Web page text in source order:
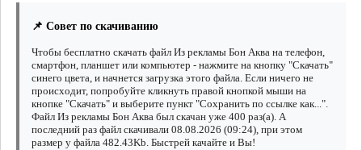
📌 Совет по скачиванию
Чтобы бесплатно скачать файл Из рекламы Бон Аква на телефон,
смартфон, планшет или компьютер - нажмите на кнопку "Скачать"
синего цвета, и начнется загрузка этого файла. Если ничего не
происходит, попробуйте кликнуть правой кнопкой мыши на
кнопке "Скачать" и выберите пункт "Сохранить по ссылке как...".
Файл Из рекламы Бон Аква был скачан уже 400 раз(а). А
последний раз файл скачивали 08.08.2026 (09:24), при этом
размер у файла 482.43Kb. Быстрей качайте и Вы!